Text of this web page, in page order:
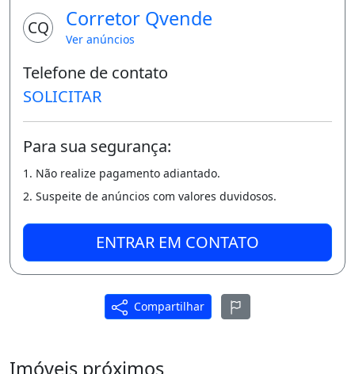
Coworking
Espaço fitness
Bicicletário
Vagas para motos
Layout moderno e flexível
Área útil de 50,40m²
Sala ampla
Cozinha americana
2 suítes master
Área de serviços
Varanda extendida
CQ Corretor Qvende
Ver anúncios
Telefone de contato
SOLICITAR
Para sua segurança:
1. Não realize pagamento adiantado.
2. Suspeite de anúncios com valores duvidosos.
ENTRAR EM CONTATO
Compartilhar
Imóveis próximos